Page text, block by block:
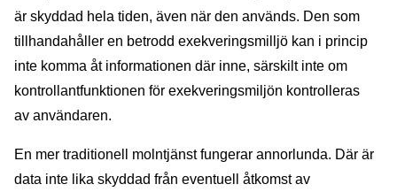
är skyddad hela tiden, även när den används. Den som
tillhandahåller en betrodd exekveringsmilljö kan i princip
inte komma åt informationen där inne, särskilt inte om
kontrollantfunktionen för exekveringsmiljön kontrolleras
av användaren.
En mer traditionell molntjänst fungerar annorlunda. Där är
data inte lika skyddad från eventuell åtkomst av